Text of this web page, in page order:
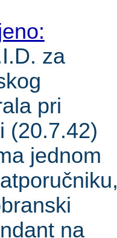
za
pri
(20.7.42)
jednom
na